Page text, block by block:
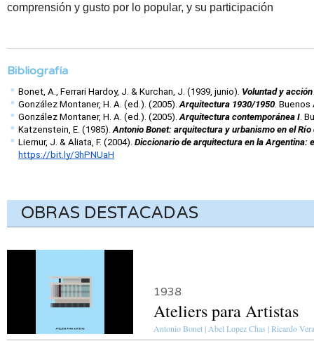
comprensión y gusto por lo popular, y su participación
Bibliografía
Bonet, A., Ferrari Hardoy, J. & Kurchan, J. (1939, junio). Voluntad y
González Montaner, H. A. (ed.). (2005). Arquitectura 1930/1950. Buenos
González Montaner, H. A. (ed.). (2005). Arquitectura contemporánea I.
Katzenstein, E. (1985). Antonio Bonet: arquitectura y urbanismo en el Río
Liernur, J. & Aliata, F. (2004). Diccionario de arquitectura en la
https://bit.ly/3hPNUaH
OBRAS DESTACADAS
1938
Ateliers para Artistas
Antonio Bonet | Abel Lopez Chas | Ricardo